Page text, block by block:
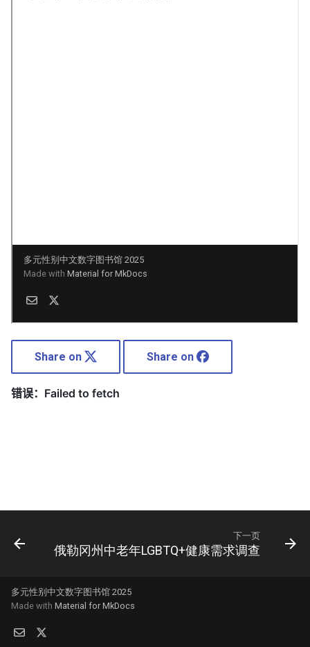
Share on Share on
下一页
俄勒冈州中老年LGBTQ+健康需求调查
多元性别中文数字图书馆 2025
Made with Material for MkDocs